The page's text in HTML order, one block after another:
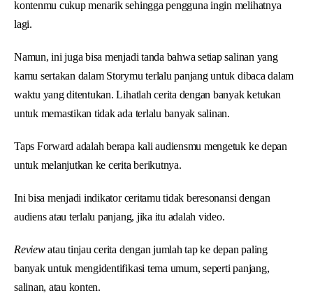
kontenmu cukup menarik sehingga pengguna ingin melihatnya
lagi.
Namun, ini juga bisa menjadi tanda bahwa setiap salinan yang
kamu sertakan dalam Storymu terlalu panjang untuk dibaca dalam
waktu yang ditentukan. Lihatlah cerita dengan banyak ketukan
untuk memastikan tidak ada terlalu banyak salinan.
Taps Forward adalah berapa kali audiensmu mengetuk ke depan
untuk melanjutkan ke cerita berikutnya.
Ini bisa menjadi indikator ceritamu tidak beresonansi dengan
audiens atau terlalu panjang, jika itu adalah video.
Reviewatau tinjau cerita dengan jumlah tap ke depan paling
banyak untuk mengidentifikasi tema umum, seperti panjang,
salinan, atau konten.